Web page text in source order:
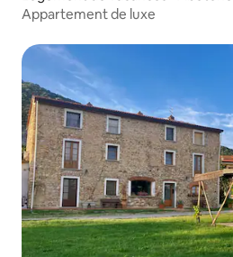
Appartement de luxe